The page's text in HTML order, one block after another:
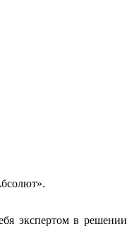
экспертом в